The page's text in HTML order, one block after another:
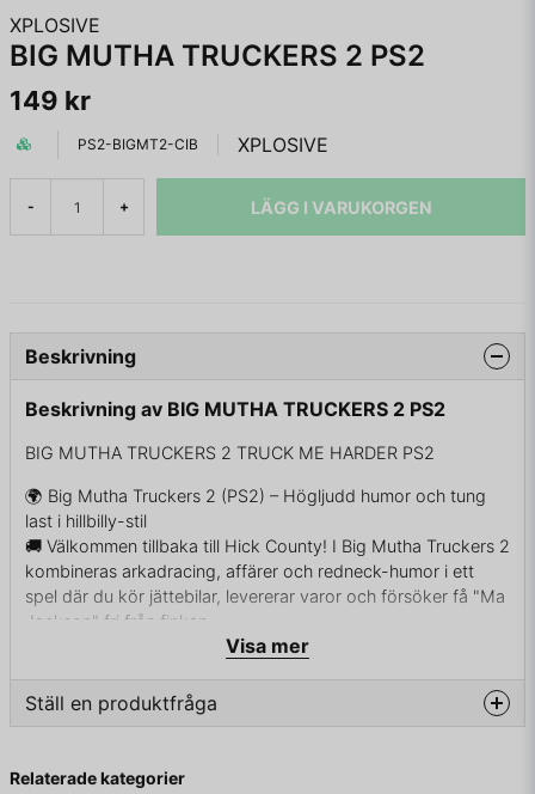
XPLOSIVE
BIG MUTHA TRUCKERS 2 PS2
149 kr
PS2-BIGMT2-CIB XPLOSIVE
- + LÄGG I VARUKORGEN
Beskrivning
Beskrivning av BIG MUTHA TRUCKERS 2 PS2
BIG MUTHA TRUCKERS 2 TRUCK ME HARDER PS2
🌍 Big Mutha Truckers 2 (PS2) – Högljudd humor och tung
last i hillbilly-stil
🚚 Välkommen tillbaka till Hick County! I Big Mutha Truckers 2
kombineras arkadracing, affärer och redneck-humor i ett
spel där du kör jättebilar, levererar varor och försöker få "Ma
Jackson" fri från finkan.
💰 Välj mellan de galna trucker-syskonen, kör genom öken,
figurer. Med fritt upplägg, tokiga karaktärer och humor som
inte ber om ursäkt, är detta ett kultspel med diesel i blodet.
📅 Släppdatum: Europa: augusti 2005
Visa mer
Ställ en produktfråga
Fråga oss något om denna produkten...
Relaterade kategorier